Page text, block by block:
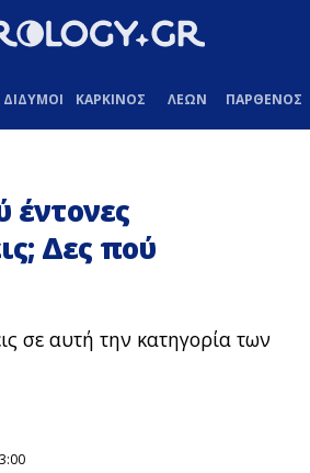
ΔΙΔΥΜΟΙ ΚΑΡΚΙΝΟΣ ΛΕΩΝ ΠΑΡΘΕΝΟΣ
έντονες
Δες πού
σε αυτή την κατηγορία των